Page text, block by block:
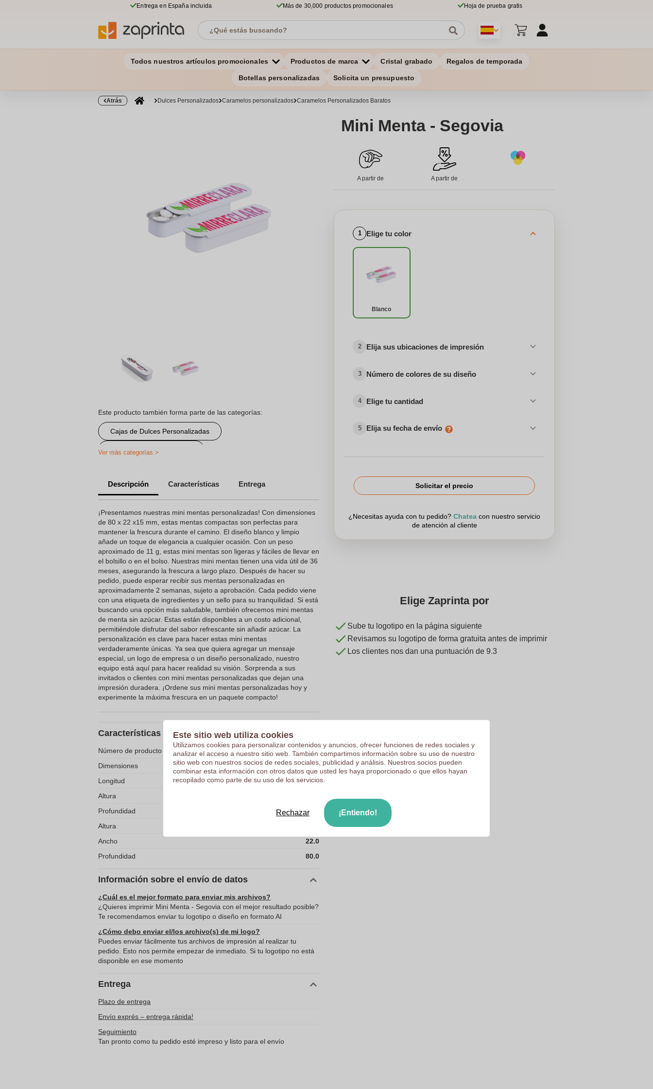
Entrega en España incluida Más de 30,000 productos promocionales Hoja de prueba gratis
Todos nuestros artículos promocionales Productos de marca Cristal grabado Regalos de temporada
Botellas personalizadas Solicita un presupuesto
Atrás Dulces Personalizados Caramelos personalizados Caramelos Personalizados Baratos
Este producto también forma parte de las categorías:
Cajas de Dulces Personalizadas
Caramelos personalizados
Caramelos personalizados bautizo
Caramelos Publicitarios
Caramelos con Envoltorios Personalizados
Caramelos Personalizados para Bodas
Ver más categorías >
Descripción Características Entrega
¡Presentamos nuestras mini mentas personalizadas! Con dimensiones
de 80 x 22 x15 mm, estas mentas compactas son perfectas para
mantener la frescura durante el camino. El diseño blanco y limpio
añade un toque de elegancia a cualquier ocasión. Con un peso
aproximado de 11 g, estas mini mentas son ligeras y fáciles de llevar en
el bolsillo o en el bolso. Nuestras mini mentas tienen una vida útil de 36
meses, asegurando la frescura a largo plazo. Después de hacer su
pedido, puede esperar recibir sus mentas personalizadas en
aproximadamente 2 semanas, sujeto a aprobación. Cada pedido viene
con una etiqueta de ingredientes y un sello para su tranquilidad. Si está
buscando una opción más saludable, también ofrecemos mini mentas
de menta sin azúcar. Estas están disponibles a un costo adicional,
permitiéndole disfrutar del sabor refrescante sin añadir azúcar. La
personalización es clave para hacer estas mini mentas
verdaderamente únicas. Ya sea que quiera agregar un mensaje
especial, un logo de empresa o un diseño personalizado, nuestro
equipo está aquí para hacer realidad su visión. Sorprenda a sus
invitados o clientes con mini mentas personalizadas que dejan una
impresión duradera. ¡Ordene sus mini mentas personalizadas hoy y
experimente la máxima frescura en un paquete compacto!
Características
Número de producto
10045380
Dimensiones
22 x 15 x 80 mm
Longitud
22 mm
Altura
Profundidad
80 mm
Altura
Ancho
22.0
Profundidad
80.0
Información sobre el envío de datos
¿Cuál es el mejor formato para enviar mis archivos?
¿Quieres imprimir Mini Menta - Segovia con el mejor resultado posible?
Te recomendamos enviar tu logotipo o diseño en formato AI
¿Cómo debo enviar el/los archivo(s) de mi logo?
Puedes enviar fácilmente tus archivos de impresión al realizar tu
pedido. Esto nos permite empezar de inmediato. Si tu logotipo no está
disponible en ese momento
Entrega
Plazo de entrega
Envío exprés – entrega rápida!
Seguimiento
Tan pronto como tu pedido esté impreso y listo para el envío
Mini Menta - Segovia
A partir de A partir de
1 Elige tu color
Blanco
2 Elija sus ubicaciones de impresión
3 Número de colores de su diseño
4 Elige tu cantidad
5 Elija su fecha de envío
Solicitar el precio
¿Necesitas ayuda con tu pedido? Chatea con nuestro servicio
de atención al cliente
Elige Zaprinta por
Sube tu logotipo en la página siguiente
Revisamos su logotipo de forma gratuita antes de imprimir
Los clientes nos dan una puntuación de 9.3
Este sitio web utiliza cookies
Utilizamos cookies para personalizar contenidos y anuncios, ofrecer funciones de redes sociales y
analizar el acceso a nuestro sitio web. También compartimos información sobre su uso de nuestro
sitio web con nuestros socios de redes sociales, publicidad y análisis. Nuestros socios pueden
combinar esta información con otros datos que usted les haya proporcionado o que ellos hayan
recopilado como parte de su uso de los servicios.
Rechazar ¡Entiendo!